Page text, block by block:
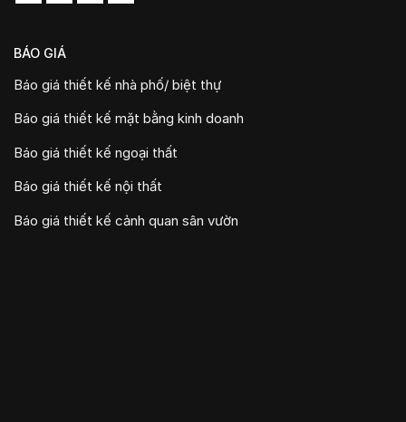
BÁO GIÁ
Báo giá thiết kế nhà phố/ biệt thự
Báo giá thiết kế mặt bằng kinh doanh
Báo giá thiết kế ngoại thất
Báo giá thiết kế nội thất
Báo giá thiết kế cảnh quan sân vườn